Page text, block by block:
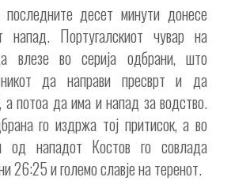
десет минути донесе
напад. Португалскиот чувар на
влезе во серија одбрани, што
да направи пресврт и да
потоа да има и напад за водство.
го издржа тој притисок, а во
од нападот Костов го совлада
26:25 и големо славје на теренот.